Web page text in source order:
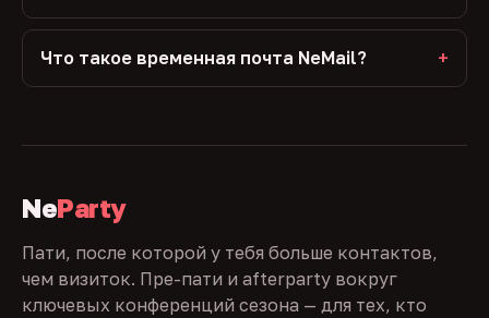
Что такое временная почта NeMail?
NeParty
Пати, после которой у тебя больше контактов,
чем визиток. Пре-пати и afterparty вокруг
ключевых конференций сезона — для тех, кто